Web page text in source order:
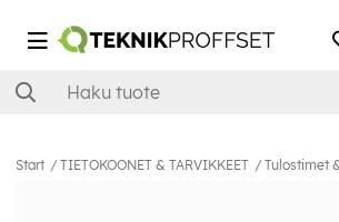
Start TIETOKOONET & TARVIKKEET Tulostimet